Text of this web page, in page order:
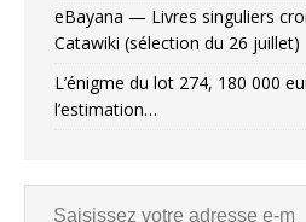
eBayana — Livres singuliers
Catawiki (sélection du 26 juillet)
L’énigme du lot 274, 180 000
l’estimation…